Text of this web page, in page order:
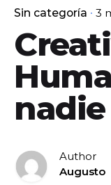
Sin categoría 3
Author
Augusto